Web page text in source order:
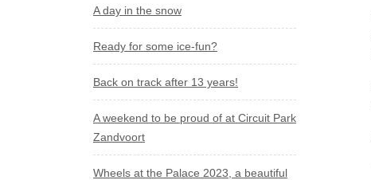
A day in the snow
Ready for some ice-fun?
Back on track after 13 years!
A weekend to be proud of at Circuit Park
Zandvoort
Wheels at the Palace 2023, a beautiful